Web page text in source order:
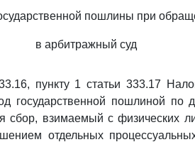
пошлины при
в арбитражный суд
пункту 1 статьи 333.17
государственной пошлиной по
сбор, взимаемый с физических
отдельных